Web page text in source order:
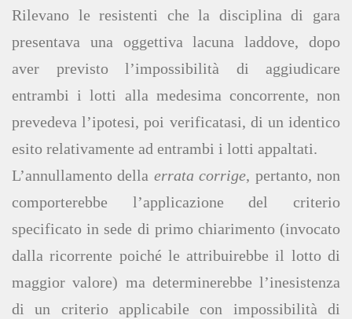
Rilevano le resistenti che la disciplina di gara
presentava una oggettiva lacuna laddove, dopo
aver previsto l’impossibilità di aggiudicare
entrambi i lotti alla medesima concorrente, non
prevedeva l’ipotesi, poi verificatasi, di un identico
esito relativamente ad entrambi i lotti appaltati.
L’annullamento della errata corrige, pertanto, non
comporterebbe l’applicazione del criterio
specificato in sede di primo chiarimento (invocato
dalla ricorrente poiché le attribuirebbe il lotto di
maggior valore) ma determinerebbe l’inesistenza
di un criterio applicabile con impossibilità di